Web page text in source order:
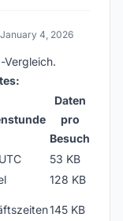
January 4, 2026
Vergleich.
Daten
pro
Besuch
53 KB
128 KB
145 KB